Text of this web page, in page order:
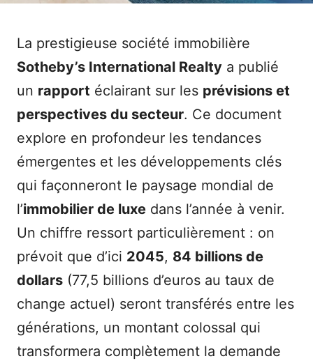
La prestigieuse société immobilière
Sotheby’s International Realty a publié
un rapport éclairant sur les prévisions et
perspectives du secteur. Ce document
explore en profondeur les tendances
émergentes et les développements clés
qui façonneront le paysage mondial de
l’immobilier de luxe dans l’année à venir.
Un chiffre ressort particulièrement : on
prévoit que d’ici 2045, 84 billions de
dollars (77,5 billions d’euros au taux de
change actuel) seront transférés entre les
générations, un montant colossal qui
transformera complètement la demande